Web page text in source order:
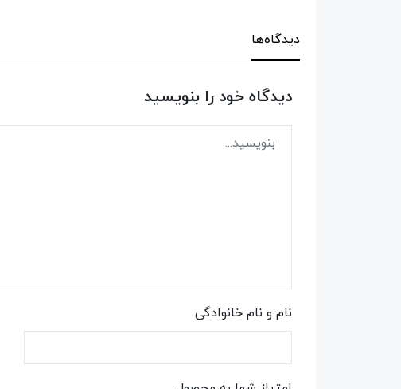
دیدگاه‌ها
دیدگاه خود را بنویسید
نام و نام خانوادگی